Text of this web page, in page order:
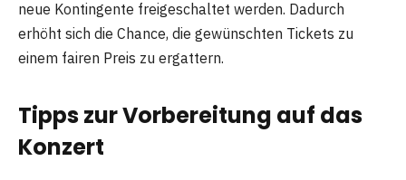
neue Kontingente freigeschaltet werden. Dadurch
erhöht sich die Chance, die gewünschten Tickets zu
einem fairen Preis zu ergattern.
Tipps zur Vorbereitung auf das
Konzert